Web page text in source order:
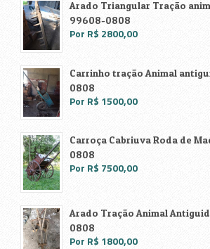
Arado Triangular Tração
99608-0808
Por R$ 2800,00
Carrinho tração Animal
0808
Por R$ 1500,00
Carroça Cabriuva Roda de
0808
Por R$ 7500,00
Arado Tração Animal
0808
Por R$ 1800,00